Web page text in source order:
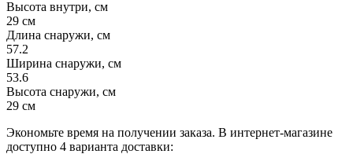
Высота внутри, см
29 см
Длина снаружи, см
57.2
Ширина снаружи, см
53.6
Высота снаружи, см
29 см
Экономьте время на получении заказа. В интернет-магазине
доступно 4 варианта доставки: